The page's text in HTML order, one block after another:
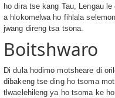
ho dira tse kang Tau, Lengau
a hlokomelwa ho fihlala
jwang direng tsa tsona.
Boitshwaro
Di dula hodimo motsheare di
dibakeng tse ding ho tsoma
tlwaelehileng ya ho tsoma ke